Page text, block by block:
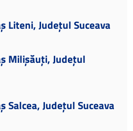
Liteni, Județul Suceava
Milișăuți, Județul
Salcea, Județul Suceava